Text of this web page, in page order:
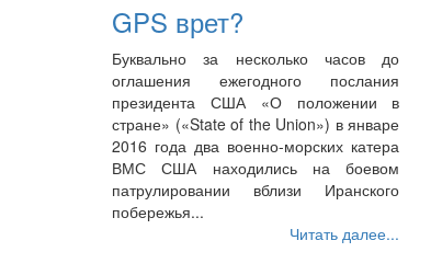
GPS врет?
Буквально за несколько часов до
оглашения ежегодного послания
президента США «О положении в
стране» («State of the Union») в январе
2016 года два военно-морских катера
ВМС США находились на боевом
патрулировании вблизи Иранского
побережья...
Читать далее...